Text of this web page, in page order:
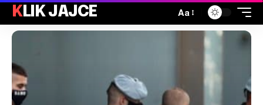
KLIK JAJCE Aa